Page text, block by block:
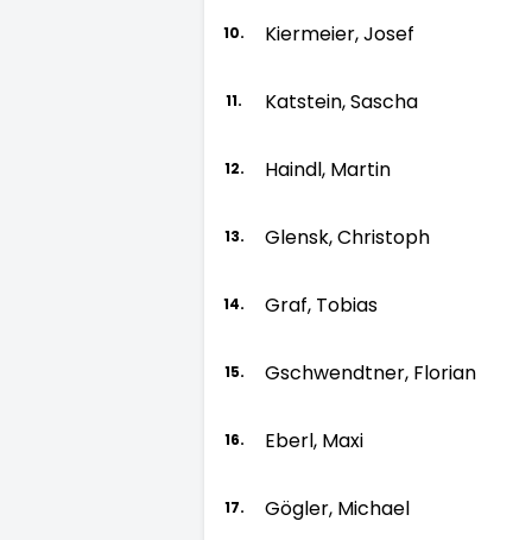
10. Kiermeier, Josef
11. Katstein, Sascha
12. Haindl, Martin
13. Glensk, Christoph
14. Graf, Tobias
15. Gschwendtner, Florian
16. Eberl, Maxi
17. Gögler, Michael